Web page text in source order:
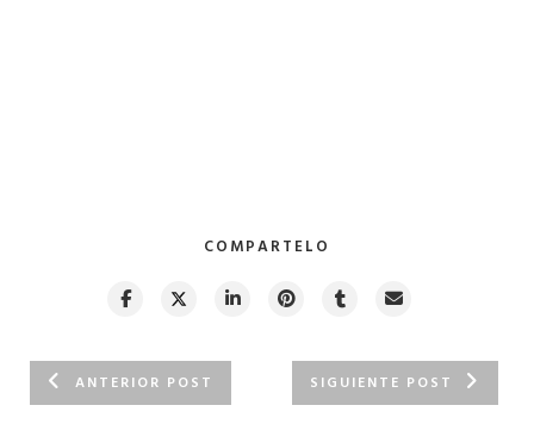
COMPARTELO
ANTERIOR POST SIGUIENTE POST